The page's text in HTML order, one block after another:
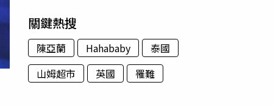
關鍵熱搜
陳亞蘭 Hahababy
泰國
山姆超市
英國 罹難